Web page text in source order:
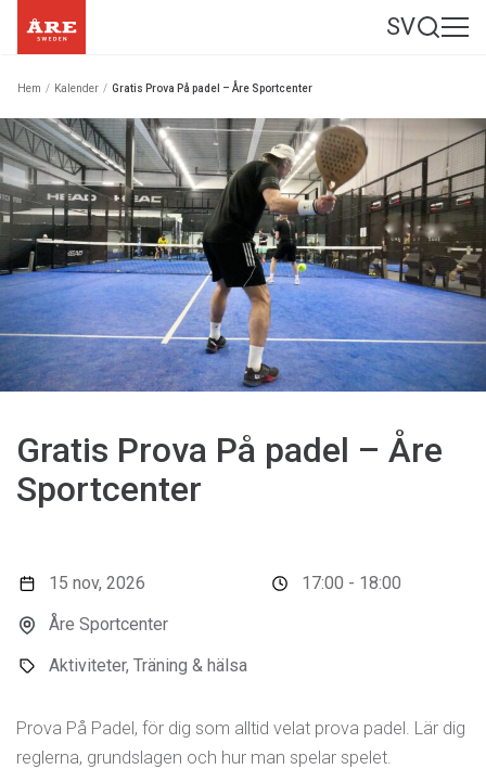
SV
Hem / Kalender / Gratis Prova På padel – Åre Sportcenter
Gratis Prova På padel – Åre
Sportcenter
15 nov, 2026
Åre Sportcenter
Aktiviteter, Träning & hälsa
17:00 - 18:00
Prova På Padel, för dig som alltid velat prova padel. Lär dig
reglerna, grundslagen och hur man spelar spelet.